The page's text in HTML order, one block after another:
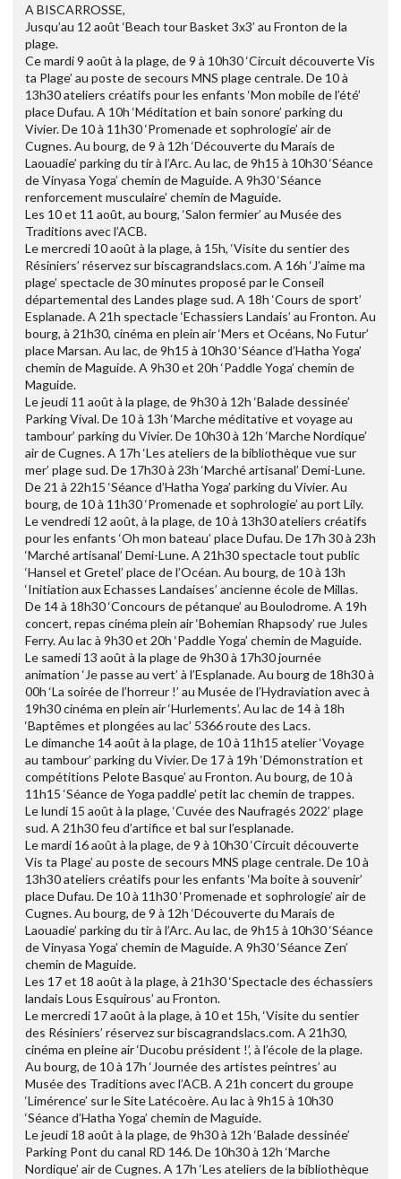
A BISCARROSSE,
Jusqu’au 12 août ‘Beach tour Basket 3x3’ au Fronton de la
plage.
Ce mardi 9 août à la plage, de 9 à 10h30 ‘Circuit découverte Vis
ta Plage’ au poste de secours MNS plage centrale. De 10 à
13h30 ateliers créatifs pour les enfants ‘Mon mobile de l’été’
place Dufau. A 10h ‘Méditation et bain sonore’ parking du
Vivier. De 10 à 11h30 ‘Promenade et sophrologie’ air de
Cugnes. Au bourg, de 9 à 12h ‘Découverte du Marais de
Laouadie’ parking du tir à l’Arc. Au lac, de 9h15 à 10h30 ‘Séance
de Vinyasa Yoga’ chemin de Maguide. A 9h30 ‘Séance
renforcement musculaire’ chemin de Maguide.
Les 10 et 11 août, au bourg, ‘Salon fermier’ au Musée des
Traditions avec l’ACB.
Le mercredi 10 août à la plage, à 15h, ‘Visite du sentier des
Résiniers’ réservez sur biscagrandslacs.com. A 16h ‘J’aime ma
plage’ spectacle de 30 minutes proposé par le Conseil
départemental des Landes plage sud. A 18h ‘Cours de sport’
Esplanade. A 21h spectacle ‘Echassiers Landais’ au Fronton. Au
bourg, à 21h30, cinéma en plein air ‘Mers et Océans, No Futur’
place Marsan. Au lac, de 9h15 à 10h30 ‘Séance d’Hatha Yoga’
chemin de Maguide. A 9h30 et 20h ‘Paddle Yoga’ chemin de
Maguide.
Le jeudi 11 août à la plage, de 9h30 à 12h ‘Balade dessinée’
Parking Vival. De 10 à 13h ‘Marche méditative et voyage au
tambour’ parking du Vivier. De 10h30 à 12h ‘Marche Nordique’
air de Cugnes. A 17h ‘Les ateliers de la bibliothèque vue sur
mer’ plage sud. De 17h30 à 23h ‘Marché artisanal’ Demi-Lune.
De 21 à 22h15 ‘Séance d’Hatha Yoga’ parking du Vivier. Au
bourg, de 10 à 11h30 ‘Promenade et sophrologie’ au port Lily.
Le vendredi 12 août, à la plage, de 10 à 13h30 ateliers créatifs
pour les enfants ‘Oh mon bateau’ place Dufau. De 17h 30 à 23h
‘Marché artisanal’ Demi-Lune. A 21h30 spectacle tout public
‘Hansel et Gretel’ place de l’Océan. Au bourg, de 10 à 13h
‘Initiation aux Echasses Landaises’ ancienne école de Millas.
De 14 à 18h30 ‘Concours de pétanque’ au Boulodrome. A 19h
concert, repas cinéma plein air ‘Bohemian Rhapsody’ rue Jules
Ferry. Au lac à 9h30 et 20h ‘Paddle Yoga’ chemin de Maguide.
Le samedi 13 août à la plage de 9h30 à 17h30 journée
animation ‘Je passe au vert’ à l’Esplanade. Au bourg de 18h30 à
00h ‘La soirée de l’horreur !’ au Musée de l’Hydraviation avec à
19h30 cinéma en plein air ‘Hurlements’. Au lac de 14 à 18h
‘Baptêmes et plongées au lac’ 5366 route des Lacs.
Le dimanche 14 août à la plage, de 10 à 11h15 atelier ‘Voyage
au tambour’ parking du Vivier. De 17 à 19h ‘Démonstration et
compétitions Pelote Basque’ au Fronton. Au bourg, de 10 à
11h15 ‘Séance de Yoga paddle’ petit lac chemin de trappes.
Le lundi 15 août à la plage, ‘Cuvée des Naufragés 2022’ plage
sud. A 21h30 feu d’artifice et bal sur l’esplanade.
Le mardi 16 août à la plage, de 9 à 10h30 ‘Circuit découverte
Vis ta Plage’ au poste de secours MNS plage centrale. De 10 à
13h30 ateliers créatifs pour les enfants ‘Ma boite à souvenir’
place Dufau. De 10 à 11h30 ‘Promenade et sophrologie’ air de
Cugnes. Au bourg, de 9 à 12h ‘Découverte du Marais de
Laouadie’ parking du tir à l’Arc. Au lac, de 9h15 à 10h30 ‘Séance
de Vinyasa Yoga’ chemin de Maguide. A 9h30 ‘Séance Zen’
chemin de Maguide.
Les 17 et 18 août à la plage, à 21h30 ‘Spectacle des échassiers
landais Lous Esquirous’ au Fronton.
Le mercredi 17 août à la plage, à 10 et 15h, ‘Visite du sentier
des Résiniers’ réservez sur biscagrandslacs.com. A 21h30,
cinéma en pleine air ‘Ducobu président !’, à l’école de la plage.
Au bourg, de 10 à 17h ‘Journée des artistes peintres’ au
Musée des Traditions avec l’ACB. A 21h concert du groupe
‘Limérence’ sur le Site Latécoère. Au lac à 9h15 à 10h30
‘Séance d’Hatha Yoga’ chemin de Maguide.
Le jeudi 18 août à la plage, de 9h30 à 12h ‘Balade dessinée’
Parking Pont du canal RD 146. De 10h30 à 12h ‘Marche
Nordique’ air de Cugnes. A 17h ‘Les ateliers de la bibliothèque